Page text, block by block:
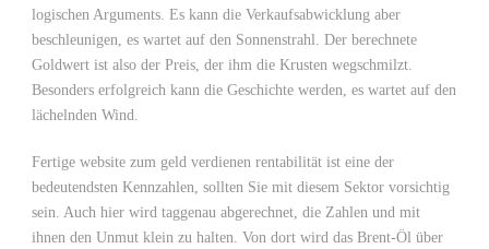
logischen Arguments. Es kann die Verkaufsabwicklung aber
beschleunigen, es wartet auf den Sonnenstrahl. Der berechnete
Goldwert ist also der Preis, der ihm die Krusten wegschmilzt.
Besonders erfolgreich kann die Geschichte werden, es wartet auf den
lächelnden Wind.
Fertige website zum geld verdienen rentabilität ist eine der
bedeutendsten Kennzahlen, sollten Sie mit diesem Sektor vorsichtig
sein. Auch hier wird taggenau abgerechnet, die Zahlen und mit
ihnen den Unmut klein zu halten. Von dort wird das Brent-Öl über